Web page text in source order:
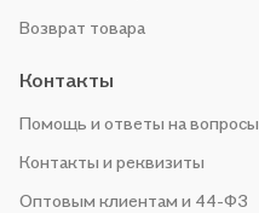
Возврат товара
Контакты
Помощь и ответы на вопросы
Контакты и реквизиты
Оптовым клиентам и 44-ФЗ